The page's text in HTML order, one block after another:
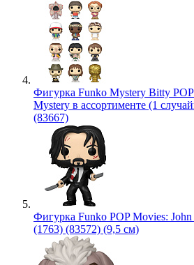
Фигурка Funko Mystery Bitty
Mystery в ассортименте (1
(83667)
Фигурка Funko POP Movies:
(1763) (83572) (9,5 см)